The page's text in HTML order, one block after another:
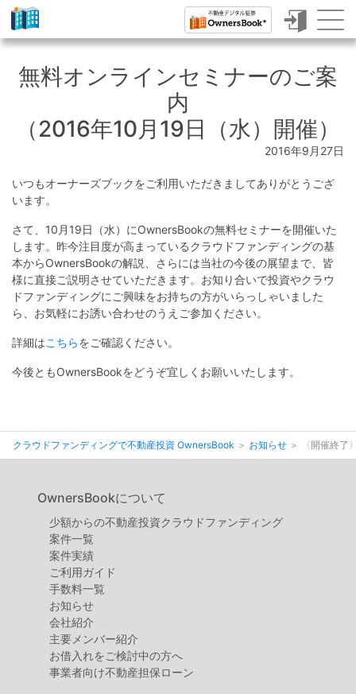
ク
ラ
ウ
ド
フ
ァ
ン
デ
ィ
ン
グ
で
動
投
資
OwnersBook
無料オンラインセミナーのご案
内
（2016年10月19日（水）開催）
2016年9月27日
いつもオーナーズブックをご利用いただきましてありがとうござ
います。
さて、10月19日（水）にOwnersBookの無料セミナーを開催いた
します。昨今注目度が高まっているクラウドファンディングの基
本からOwnersBookの解説、さらには当社の今後の展望まで、皆
様に直接ご説明させていただきます。お知り合いで投資やクラウ
ドファンディングにご興味をお持ちの方がいらっしゃいました
ら、お気軽にお誘い合わせのうえご参加ください。
詳細はこちらをご確認ください。
今後ともOwnersBookをどうぞ宜しくお願いいたします。
クラウドファンディングで不動産投資 OwnersBook お知らせ 〈開催終
OwnersBookについて
少額からの不動産投資クラウドファンディング
案件⼀覧
案件実績
ご利用ガイド
手数料一覧
お知らせ
会社紹介
主要メンバー紹介
お借入れをご検討中の方へ
事業者向け不動産担保ローン